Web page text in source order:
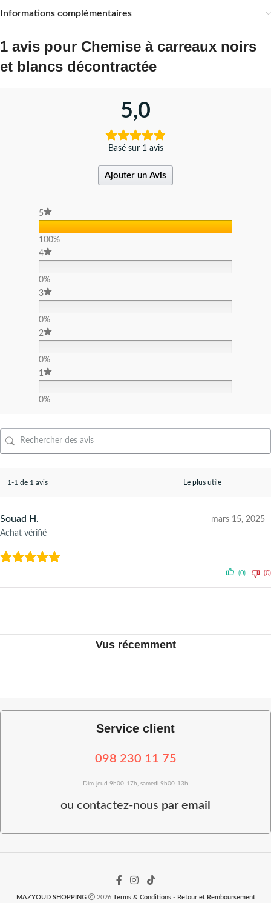
Informations complémentaires
1 avis pour Chemise à carreaux noirs
et blancs décontractée
5,0
Basé sur 1 avis
Ajouter un Avis
5
100%
4
0%
3
0%
2
0%
1
0%
1-1 de 1 avis
Souad H.
Achat vérifié
mars 15, 2025
(0) (0)
Vus récemment
Service client
098 230 11 75
Dim-jeud 9h00-17h, samedi 9h00-13h
ou contactez-nous par email
MAZYOUD SHOPPING 2026 Terms & Conditions - Retour et Remboursement